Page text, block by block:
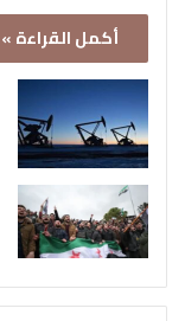
أكمل القراءة »